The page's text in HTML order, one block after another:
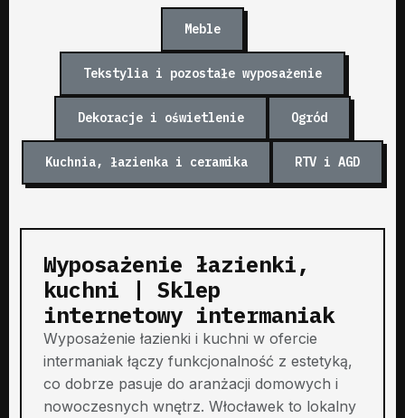
Meble
Tekstylia i pozostałe wyposażenie
Dekoracje i oświetlenie Ogród
Kuchnia, łazienka i ceramika RTV i AGD
Wyposażenie łazienki,
kuchni | Sklep
internetowy intermaniak
Wyposażenie łazienki i kuchni w ofercie
intermaniak łączy funkcjonalność z estetyką,
co dobrze pasuje do aranżacji domowych i
nowoczesnych wnętrz. Włocławek to lokalny